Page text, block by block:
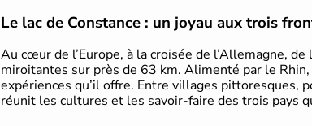
Le lac de Constance : un joyau aux trois
Au cœur de l’Europe, à la croisée de l’Allemagne,
miroitantes sur près de 63 km. Alimenté par le
expériences qu’il offre. Entre villages pittoresques,
réunit les cultures et les savoir-faire des trois pays